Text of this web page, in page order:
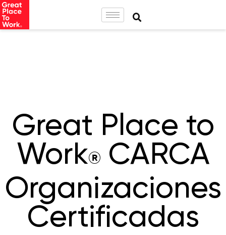
Great Place to
Work® CARCA
Organizaciones
Certificadas